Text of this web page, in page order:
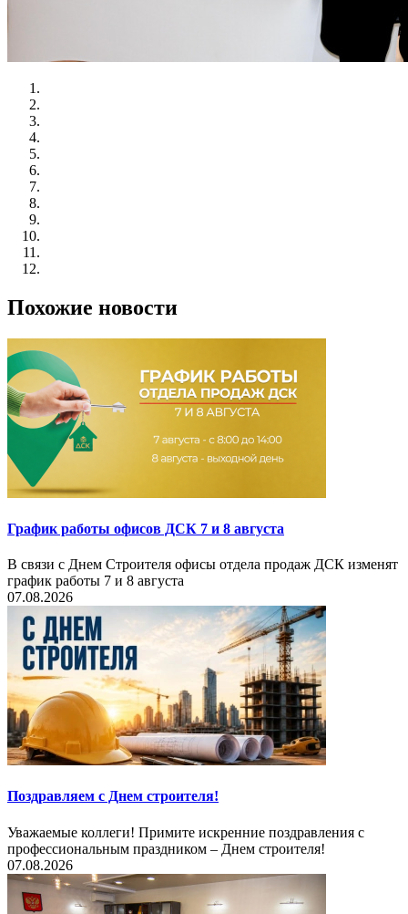
Похожие новости
График работы офисов ДСК 7 и 8 августа
В связи с Днем Строителя офисы отдела продаж ДСК изменят
график работы 7 и 8 августа
07.08.2026
Поздравляем с Днем строителя!
Уважаемые коллеги! Примите искренние поздравления с
профессиональным праздником – Днем строителя!
07.08.2026